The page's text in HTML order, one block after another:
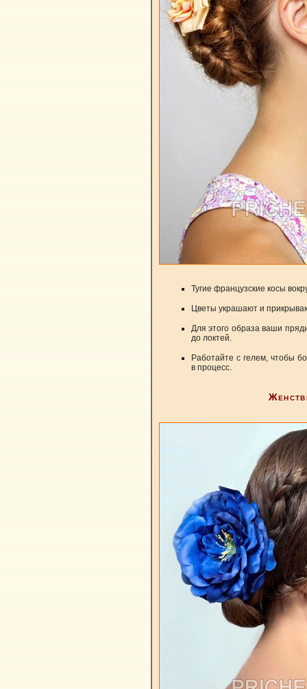
Тугие французские косы
Цветы украшают и
Для этого образа ваши
до локтей.
Работайте с гелем, чтобы
в процесс.